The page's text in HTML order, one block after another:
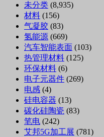
未分类 (8,935)
材料 (156)
气凝胶 (83)
氢能源 (669)
汽车智能表面 (103)
热管理材料 (125)
环保材料 (6)
电子元器件 (269)
电感 (4)
硅电容器 (13)
碳化硅陶瓷 (83)
笔电 (242)
艾邦5G加工展 (781)